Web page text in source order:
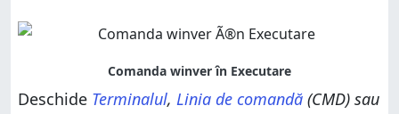
Deschide Terminalul, Linia de comandă (CMD) sau